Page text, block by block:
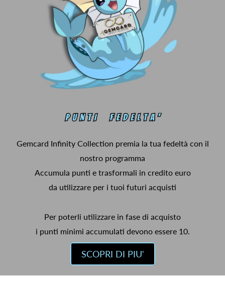
Gemcard Infinity Collection premia la tua fedeltà con il
nostro programma
Accumula punti e trasformali in credito euro
da utilizzare per i tuoi futuri acquisti
Per poterli utilizzare in fase di acquisto
i punti minimi accumulati devono essere 10.
SCOPRI DI PIU'